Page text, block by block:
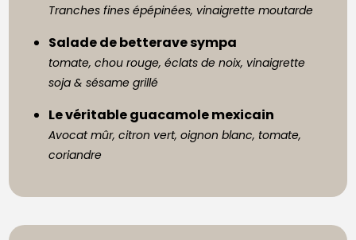
Tranches fines épépinées, vinaigrette moutarde
Salade de betterave sympa
tomate, chou rouge, éclats de noix, vinaigrette
soja & sésame grillé
Le véritable guacamole mexicain
Avocat mûr, citron vert, oignon blanc, tomate,
coriandre